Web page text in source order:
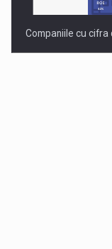
Companiile cu cifra